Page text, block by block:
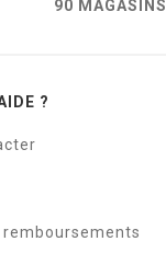
90 MAGASINS
?